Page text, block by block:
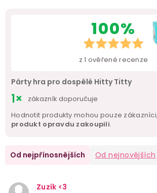
100%
z1 ověřené recenze
Párty hra pro dospělé Hitty Titty
1×
zákazník doporučuje
Hodnotit produkty mohou pouze
produkt opravdu zakoupili.
Od nejpřínosnějších Od nejnovějších
Zuzík <3